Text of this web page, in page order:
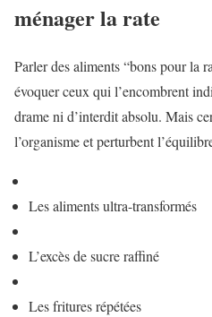
ménager la rate
Parler des aliments “bons pour la
évoquer ceux qui l’encombrent
drame ni d’interdit absolu. Mais
l’organisme et perturbent
Les aliments ultra-transformés
L’excès de sucre raffiné
Les fritures répétées